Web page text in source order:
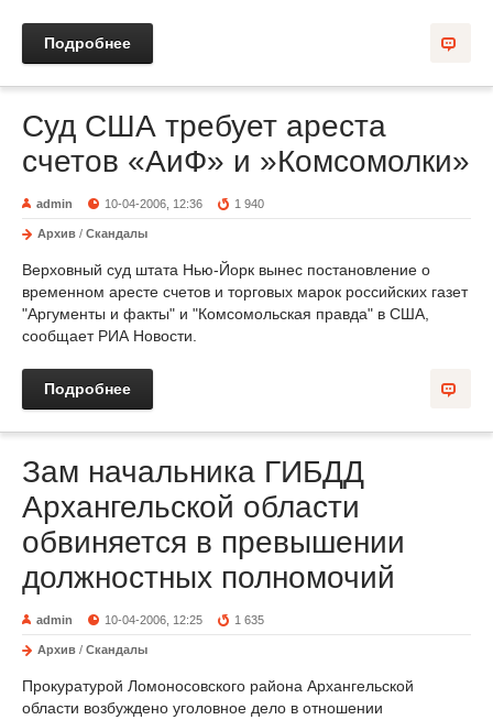
Подробнее
Суд США требует ареста
счетов «АиФ» и »Комсомолки»
admin 10-04-2006, 12:36 1 940
Архив / Скандалы
Верховный суд штата Нью-Йорк вынес постановление о
временном аресте счетов и торговых марок российских газет
"Аргументы и факты" и "Комсомольская правда" в США,
сообщает РИА Новости.
Подробнее
Зам начальника ГИБДД
Архангельской области
обвиняется в превышении
должностных полномочий
admin 10-04-2006, 12:25 1 635
Архив / Скандалы
Прокуратурой Ломоносовского района Архангельской
области возбуждено уголовное дело в отношении